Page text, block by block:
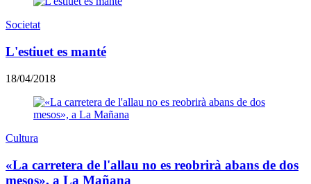
Societat
L'estiuet es manté
18/04/2018
Cultura
«La carretera de l'allau no es reobrirà abans de dos
mesos», a La Mañana